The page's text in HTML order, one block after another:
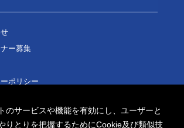
のサービスや機能を有効にし、ユーザーと
りとりを把握するためにCookie及び類似技
ー募集
ポリシー